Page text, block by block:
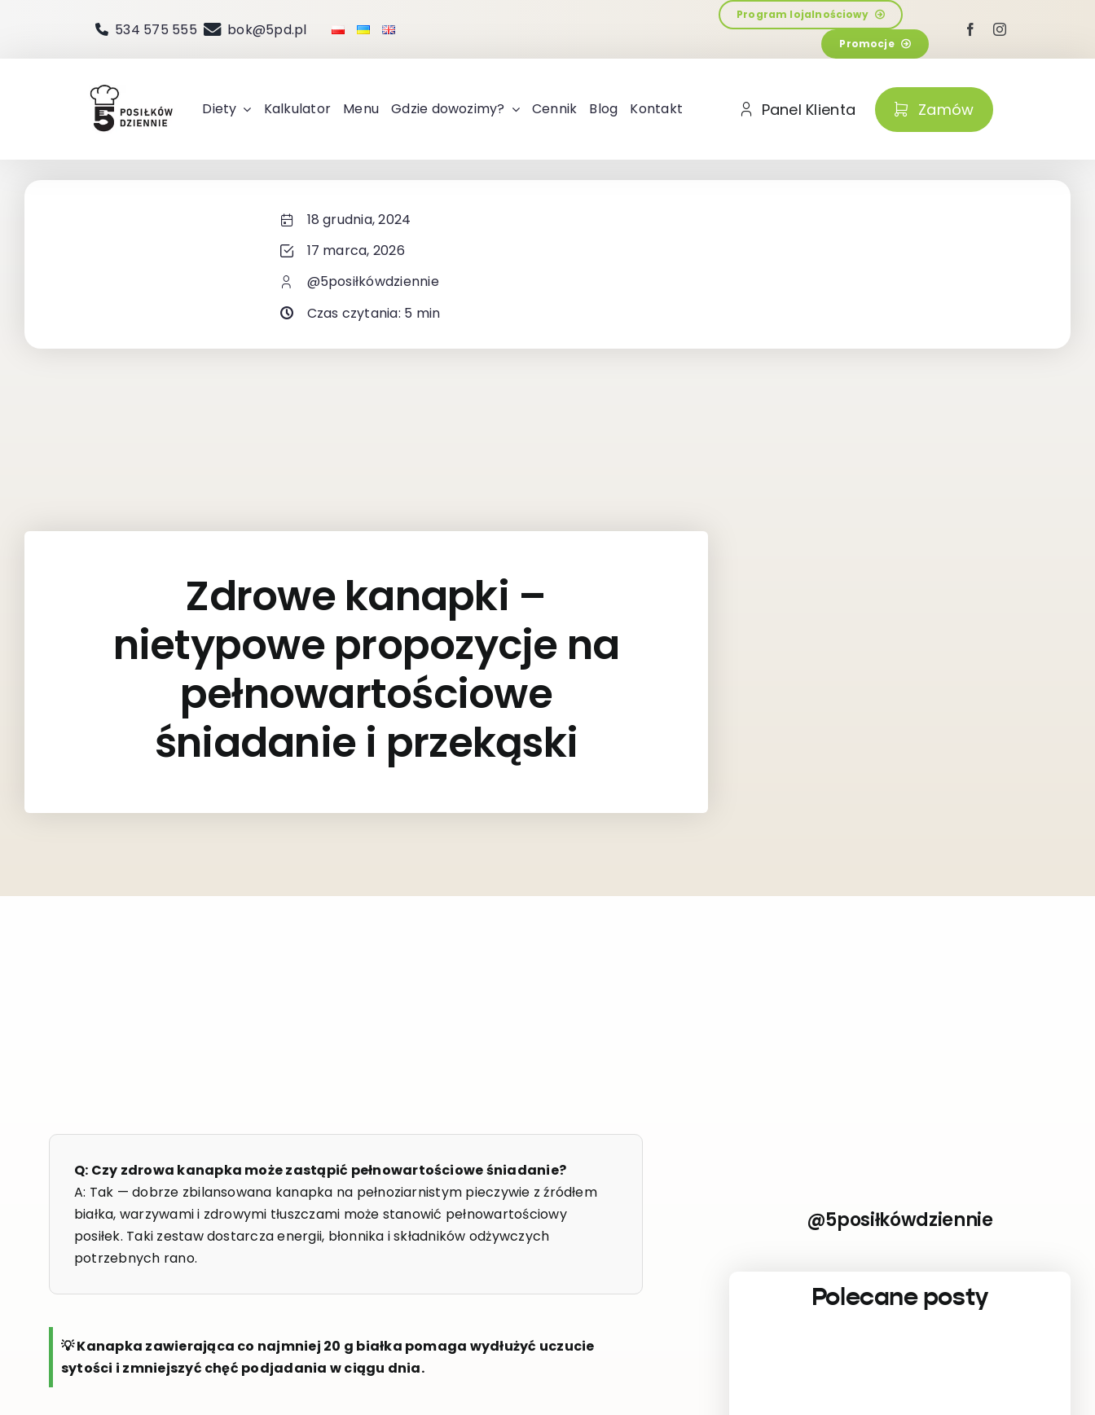
zawartości
534 575 555 bok@5pd.pl
Program lojalnościowy
Promocje
Diety Kalkulator Menu Gdzie dowozimy? Cennik Blog Kontakt Panel Klienta Zamów
18 grudnia, 2024
17 marca, 2026
@5posiłkówdziennie
Czas czytania: 5 min
Zdrowe kanapki –
nietypowe propozycje na
pełnowartościowe
śniadanie i przekąski
@5posiłkówdziennie
Polecane posty
Q: Czy zdrowa kanapka może zastąpić pełnowartościowe śniadanie?
A: Tak — dobrze zbilansowana kanapka na pełnoziarnistym pieczywie z źródłem
białka, warzywami i zdrowymi tłuszczami może stanowić pełnowartościowy
posiłek. Taki zestaw dostarcza energii, błonnika i składników odżywczych
potrzebnych rano.
💡 Kanapka zawierająca co najmniej 20 g białka pomaga wydłużyć uczucie
sytości i zmniejszyć chęć podjadania w ciągu dnia.